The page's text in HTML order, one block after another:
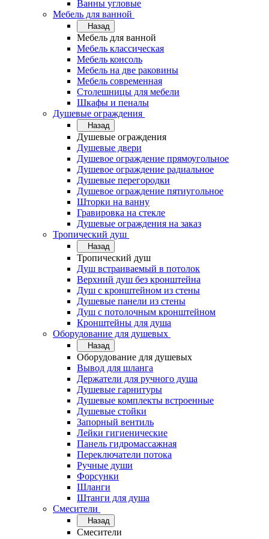
Ванны угловые
Мебель для ванной
Назад
Мебель для ванной
Мебель классическая
Мебель консоль
Мебель на две раковины
Мебель современная
Столешницы для мебели
Шкафы и пеналы
Душевые ограждения
Назад
Душевые ограждения
Душевые двери
Душевое ограждение прямоугольное
Душевое ограждение радиальное
Душевые перегородки
Душевое ограждение пятиугольное
Шторки на ванну
Гравировка на стекле
Душевые ограждения на заказ
Тропический душ
Назад
Тропический душ
Душ встраиваемый в потолок
Верхний душ без кронштейна
Душ с кронштейном из стены
Душевые панели из стены
Душ с потолочным кронштейном
Кронштейны для душа
Оборудование для душевых
Назад
Оборудование для душевых
Вывод для шланга
Держатели для ручного душа
Душевые гарнитуры
Душевые комплекты встроенные
Душевые стойки
Запорный вентиль
Лейки гигиенические
Панель гидромассажная
Переключатели потока
Ручные души
Форсунки
Шланги
Штанги для душа
Смесители
Назад
Смесители